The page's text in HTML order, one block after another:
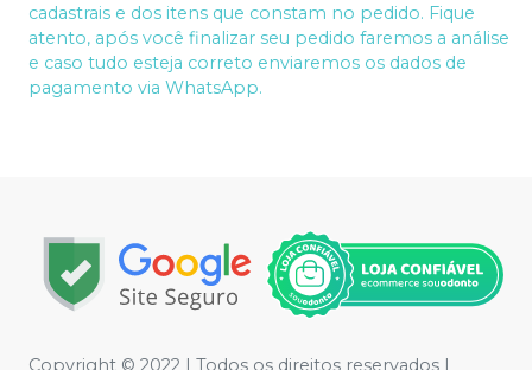
cadastrais e dos itens que constam no pedido. Fique
atento, após você finalizar seu pedido faremos a análise
e caso tudo esteja correto enviaremos os dados de
pagamento via WhatsApp.
Copyright © 2022 | Todos os direitos reservados |